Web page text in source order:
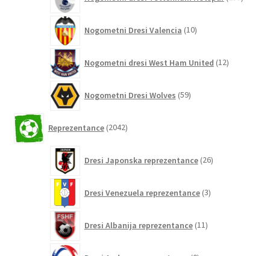
Nogometni Dresi Valencia 10izdelkov
Nogometni dresi West Ham United 12izdelkov
Nogometni Dresi Wolves 59izdelkov
Reprezentance 2042izdelkov
Dresi Japonska reprezentance 26izdelkov
Dresi Venezuela reprezentance 3izdelki
Dresi Albanija reprezentance 11izdelkov